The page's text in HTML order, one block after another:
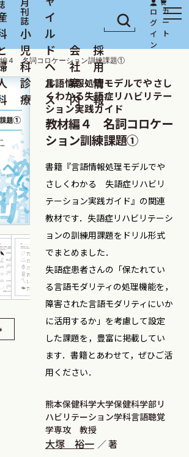
小
児
科
診
療
イ
ル
ド
ヘ
ル
ス
会
社
案
内
採
用
情
報
４ 名詞コロケーション訓練課題①
言語情報処理モデルでやさし
くわかる失語症リハビリテー
ション実践ガイド
教材編４ 名詞コロケー
ション訓練課題①
書籍『言語情報処理モデルでや
さしくわかる 失語症リハビリ
テーション実践ガイド』の関連
教材です．失語症リハビリテーシ
ョンの訓練用課題をドリル形式
でまとめました．
失語症患者さんの「保たれてい
る言語モダリティの処理機能を，
障害された言語モダリティにいか
に活用するか」を考慮して設定
した課題を，豊富に掲載してい
ます．書籍とあわせて，ぜひご活
用ください．
熊本保健科学大学保健科学部リ
ハビリテーション学科言語聴覚
学専攻 教授
大塚 裕一 著